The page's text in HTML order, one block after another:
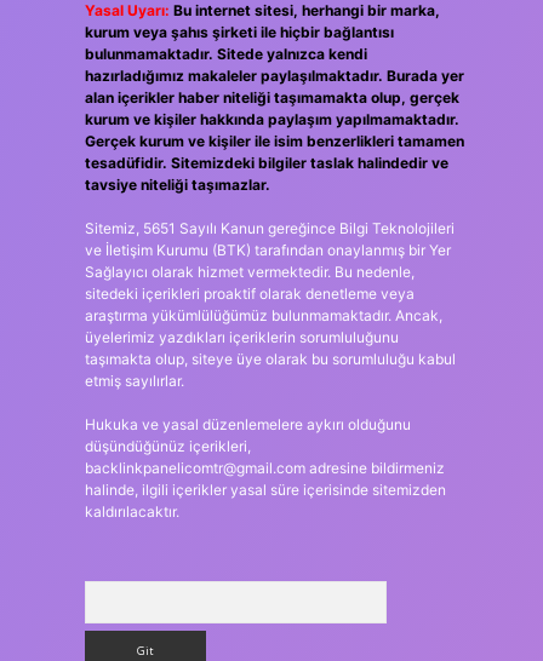
Yasal Uyarı: Bu internet sitesi, herhangi bir marka,
kurum veya şahıs şirketi ile hiçbir bağlantısı
bulunmamaktadır. Sitede yalnızca kendi
hazırladığımız makaleler paylaşılmaktadır. Burada yer
alan içerikler haber niteliği taşımamakta olup, gerçek
kurum ve kişiler hakkında paylaşım yapılmamaktadır.
Gerçek kurum ve kişiler ile isim benzerlikleri tamamen
tesadüfidir. Sitemizdeki bilgiler taslak halindedir ve
tavsiye niteliği taşımazlar.
Sitemiz, 5651 Sayılı Kanun gereğince Bilgi Teknolojileri
ve İletişim Kurumu (BTK) tarafından onaylanmış bir Yer
Sağlayıcı olarak hizmet vermektedir. Bu nedenle,
sitedeki içerikleri proaktif olarak denetleme veya
araştırma yükümlülüğümüz bulunmamaktadır. Ancak,
üyelerimiz yazdıkları içeriklerin sorumluluğunu
taşımakta olup, siteye üye olarak bu sorumluluğu kabul
etmiş sayılırlar.
Hukuka ve yasal düzenlemelere aykırı olduğunu
düşündüğünüz içerikleri,
backlinkpanelicomtr@gmail.comadresine bildirmeniz
halinde, ilgili içerikler yasal süre içerisinde sitemizden
kaldırılacaktır.